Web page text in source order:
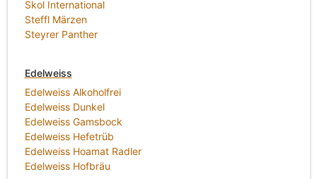
Skol International
Steffl Märzen
Steyrer Panther
Edelweiss
Edelweiss Alkoholfrei
Edelweiss Dunkel
Edelweiss Gamsbock
Edelweiss Hefetrüb
Edelweiss Hoamat Radler
Edelweiss Hofbräu